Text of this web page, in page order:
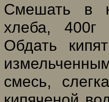
Смешать в
хлеба, 400г
Обдать
смесь,